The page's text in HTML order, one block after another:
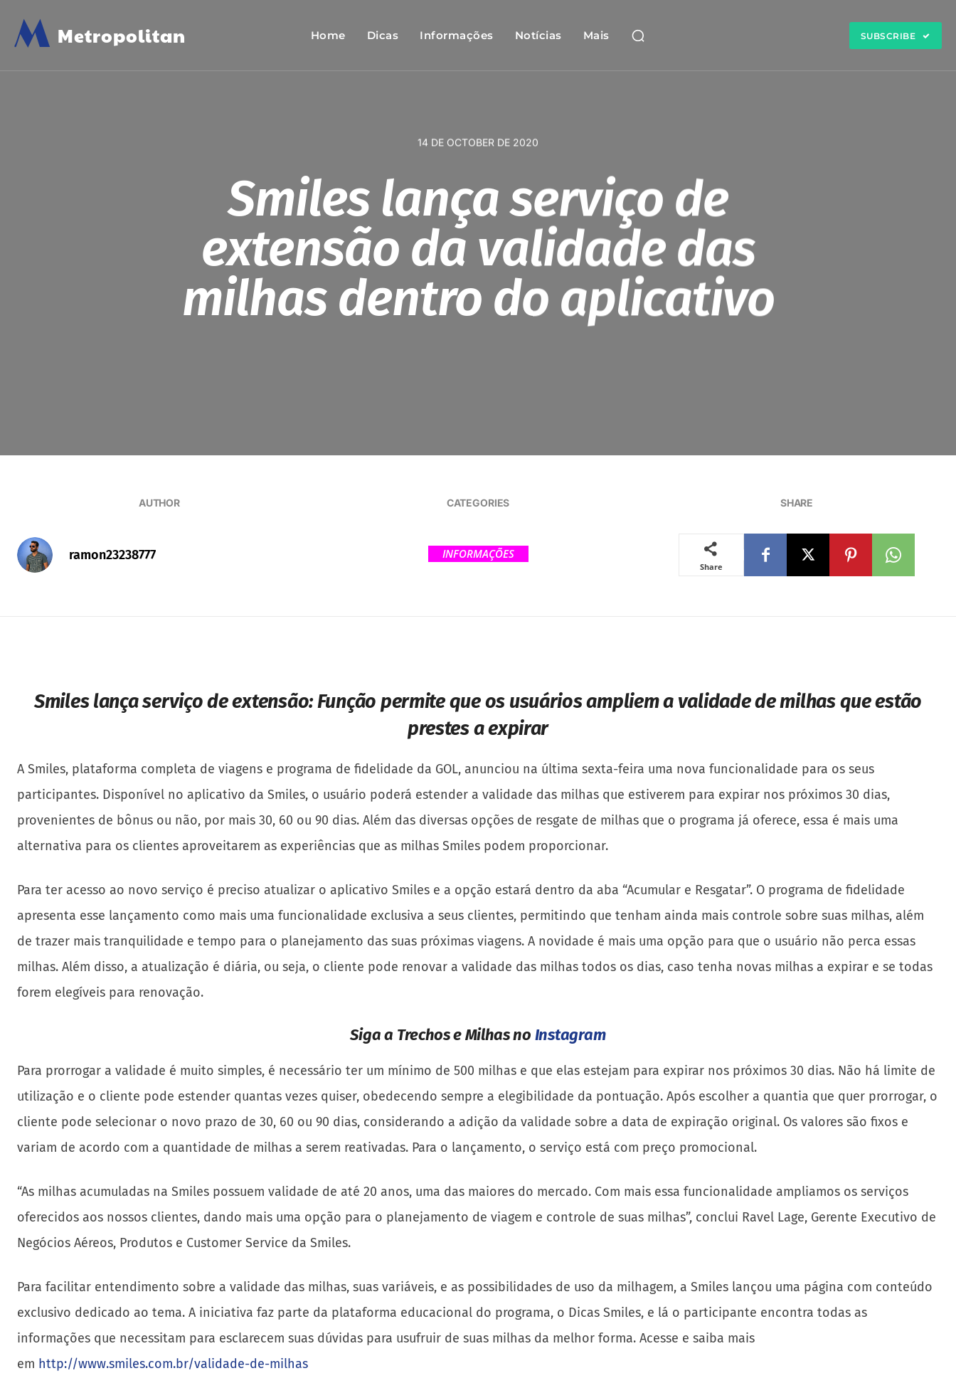
M Metropolitan Home Dicas Informações Notícias Mais SUBSCRIBE
14 DE OCTOBER DE 2020
Smiles lança serviço de
extensão da validade das
milhas dentro do aplicativo
AUTHOR
ramon23238777
CATEGORIES
INFORMAÇÕES
SHARE
Share
Smiles lança serviço de extensão:Função permite que os usuários ampliem a validade de milhas que estão
prestes a expirar
A Smiles, plataforma completa de viagens e programa de fidelidade da GOL, anunciou na última sexta-feira uma nova funcionalidade para os seus
participantes. Disponível no aplicativo da Smiles, o usuário poderá estender a validade das milhas que estiverem para expirar nos próximos 30 dias,
provenientes de bônus ou não, por mais 30, 60 ou 90 dias. Além das diversas opções de resgate de milhas que o programa já oferece, essa é mais uma
alternativa para os clientes aproveitarem as experiências que as milhas Smiles podem proporcionar.
Para ter acesso ao novo serviço é preciso atualizar o aplicativo Smiles e a opção estará dentro da aba “Acumular e Resgatar”. O programa de fidelidade
apresenta esse lançamento como mais uma funcionalidade exclusiva a seus clientes, permitindo que tenham ainda mais controle sobre suas milhas, além
de trazer mais tranquilidade e tempo para o planejamento das suas próximas viagens. A novidade é mais uma opção para que o usuário não perca essas
milhas. Além disso, a atualização é diária, ou seja, o cliente pode renovar a validade das milhas todos os dias, caso tenha novas milhas a expirar e se todas
forem elegíveis para renovação.
Siga a Trechos e Milhas no Instagram
Para prorrogar a validade é muito simples, é necessário ter um mínimo de 500 milhas e que elas estejam para expirar nos próximos 30 dias. Não há limite de
utilização e o cliente pode estender quantas vezes quiser, obedecendo sempre a elegibilidade da pontuação. Após escolher a quantia que quer prorrogar, o
cliente pode selecionar o novo prazo de 30, 60 ou 90 dias, considerando a adição da validade sobre a data de expiração original. Os valores são fixos e
variam de acordo com a quantidade de milhas a serem reativadas. Para o lançamento, o serviço está com preço promocional.
“As milhas acumuladas na Smiles possuem validade de até 20 anos, uma das maiores do mercado. Com mais essa funcionalidade ampliamos os serviços
oferecidos aos nossos clientes, dando mais uma opção para o planejamento de viagem e controle de suas milhas”, conclui Ravel Lage, Gerente Executivo de
Negócios Aéreos, Produtos e Customer Service da Smiles.
Para facilitar entendimento sobre a validade das milhas, suas variáveis, e as possibilidades de uso da milhagem, a Smiles lançou uma página com conteúdo
exclusivo dedicado ao tema. A iniciativa faz parte da plataforma educacional do programa, o Dicas Smiles, e lá o participante encontra todas as
informações que necessitam para esclarecem suas dúvidas para usufruir de suas milhas da melhor forma. Acesse e saiba mais
em http://www.smiles.com.br/validade-de-milhas